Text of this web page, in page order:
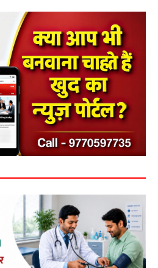
संतान प्राप्ति से जुड़ी समस्याओं का मिलेगा
इलाज, 4 अगस्त को विशेष परामर्श शिविर
हेमंत वैष्णव 9131614309 - August 2, 2026
प्रधानमंत्री फसल बीमा योजना खरीफ
लिए फसल बीमा की अंतिम तिथि 14
बढ़ी
हेमंत वैष्णव 9131614309 - August 2, 2026
ओम हॉस्पिटल में 4 अगस्त को बाल रोग
हेमंत वैष्णव 9131614309 - August 2, 2026
0
बिना दर्द और बिना ऑपरेशन होगी
जांच, चिवराकुटा में फाइब्रो स्कैन कैंप
में 2 अगस्त को लगेगा अत्याधुनिक
स्कैन...